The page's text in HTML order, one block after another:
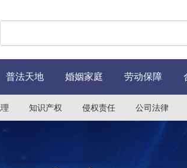
普法天地 婚姻家庭 劳动保障
知识产权 侵权责任 公司法律